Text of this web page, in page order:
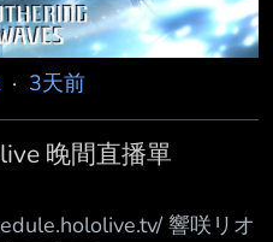
· 3天前
晚間直播單
響咲リオ